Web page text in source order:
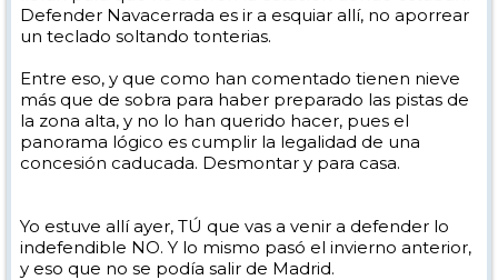
Defender Navacerrada es ir a esquiar allí, no aporrear
un teclado soltando tonterias.
Entre eso, y que como han comentado tienen nieve
más que de sobra para haber preparado las pistas de
la zona alta, y no lo han querido hacer, pues el
panorama lógico es cumplir la legalidad de una
concesión caducada. Desmontar y para casa.
Yo estuve allí ayer, TÚ que vas a venir a defender lo
indefendible NO. Y lo mismo pasó el invierno anterior,
y eso que no se podía salir de Madrid.